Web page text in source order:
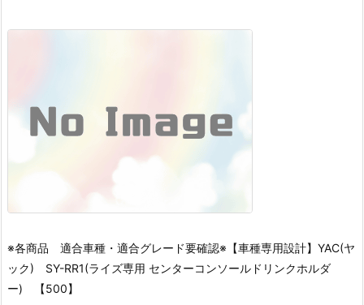
※各商品 適合車種・適合グレード要確認※ 【車種専用設計】YAC(ヤ
ック) SY-RR1(ライズ専用 センターコンソールドリンクホルダ
ー) 【500】